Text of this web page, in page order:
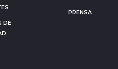
DE
PRENSA